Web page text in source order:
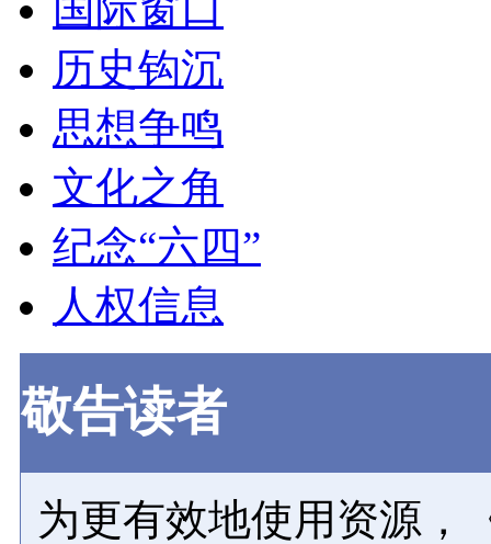
历史钩沉
思想争鸣
文化之角
纪念“六四”
人权信息
敬告读者
为更有效地使用资源，